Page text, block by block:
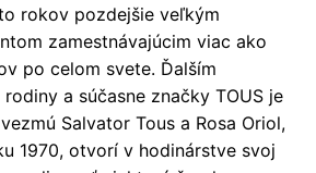
rokov pozdejšie veľkým
zamestnávajúcim viac ako
po celom svete. Ďalším
a súčasne značky TOUS je
Salvator Tous a Rosa Oriol,
1970, otvorí v hodinárstve svoj